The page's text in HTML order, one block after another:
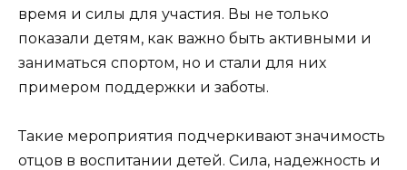
время и силы для участия. Вы не только
показали детям, как важно быть активными и
заниматься спортом, но и стали для них
примером поддержки и заботы.
Такие мероприятия подчеркивают значимость
отцов в воспитании детей. Сила, надежность и